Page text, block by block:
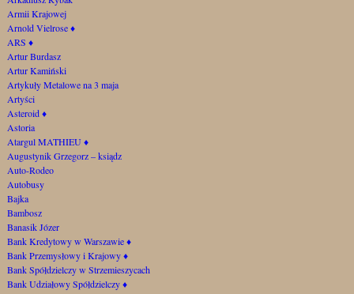
Armii Krajowej
Arnold Vielrose♦
ARS ♦
Artur Burdasz
Artur Kamiński
Artykuły Metalowe na 3 maja
Artyści
Asteroid♦
Astoria
Atargul MATHIEU♦
Augustynik Grzegorz – ksiądz
Auto-Rodeo
Autobusy
Bajka
Bambosz
Banasik Józer
Bank Kredytowy w Warszawie♦
Bank Przemysłowy i Krajowy♦
Bank Spółdzielczy w Strzemieszycach
Bank Udziałowy Spółdzielczy♦